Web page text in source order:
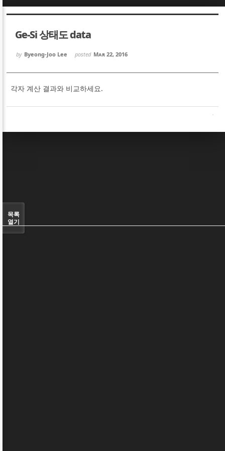
Ge-Si 상태도 data
by Byeong-Joo Lee posted Mar 22, 2016
각자 계산 결과와 비교하세요.
목록
열기
Sketchbook5, 스케치북5
Sketchbook5, 스케치북5
Sketchbook5, 스케치북5
Sketchbook5, 스케치북5